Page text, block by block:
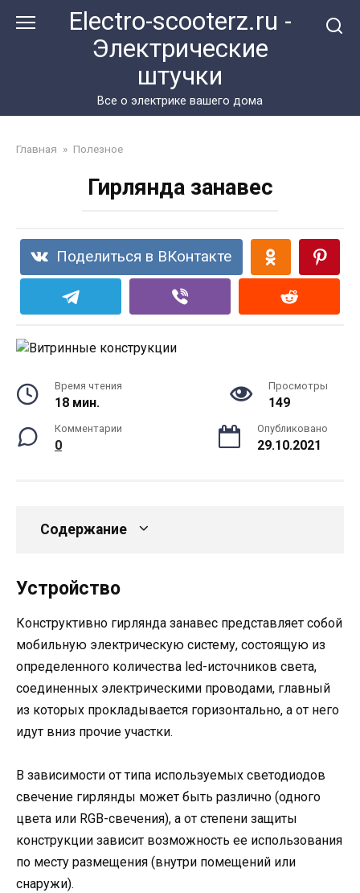
Electro-scooterz.ru -
Электрические
штучки
Все о электрике вашего дома
Главная » Полезное
Гирлянда занавес
Поделиться в ВКонтакте
Время чтения
18 мин.
Просмотры
149
Комментарии
0
Опубликовано
29.10.2021
Содержание
Устройство
Конструктивно гирлянда занавес представляет собой
мобильную электрическую систему, состоящую из
определенного количества led-источников света,
соединенных электрическими проводами, главный
из которых прокладывается горизонтально, а от него
идут вниз прочие участки.
В зависимости от типа используемых светодиодов
свечение гирлянды может быть различно (одного
цвета или RGB-свечения), а от степени защиты
конструкции зависит возможность ее использования
по месту размещения (внутри помещений или
снаружи).